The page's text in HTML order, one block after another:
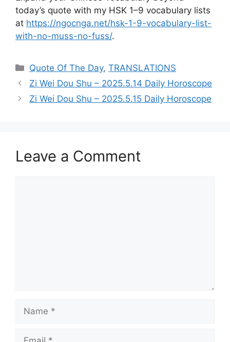
today’s quote with my HSK 1–9 vocabulary lists
at https://ngocnga.net/hsk-1-9-vocabulary-list-
with-no-muss-no-fuss/.
Categories
Quote Of The Day,TRANSLATIONS
Zi Wei Dou Shu – 2025.5.14 Daily Horoscope
Zi Wei Dou Shu – 2025.5.15 Daily Horoscope
Leave a Comment
Name
Email